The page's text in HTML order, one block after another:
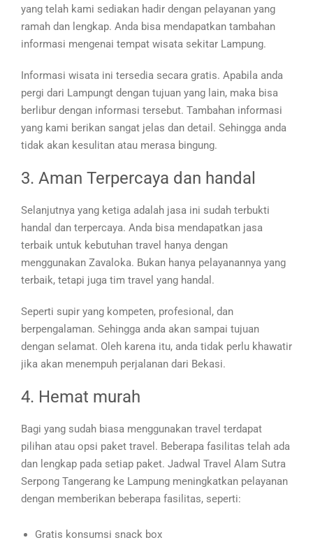
yang telah kami sediakan hadir dengan pelayanan yang
ramah dan lengkap. Anda bisa mendapatkan tambahan
informasi mengenai tempat wisata sekitar Lampung.
Informasi wisata ini tersedia secara gratis. Apabila anda
pergi dari Lampungt dengan tujuan yang lain, maka bisa
berlibur dengan informasi tersebut. Tambahan informasi
yang kami berikan sangat jelas dan detail. Sehingga anda
tidak akan kesulitan atau merasa bingung.
3. Aman Terpercaya dan handal
Selanjutnya yang ketiga adalah jasa ini sudah terbukti
handal dan terpercaya. Anda bisa mendapatkan jasa
terbaik untuk kebutuhan travel hanya dengan
menggunakan Zavaloka. Bukan hanya pelayanannya yang
terbaik, tetapi juga tim travel yang handal.
Seperti supir yang kompeten, profesional, dan
berpengalaman. Sehingga anda akan sampai tujuan
dengan selamat. Oleh karena itu, anda tidak perlu khawatir
jika akan menempuh perjalanan dari Bekasi.
4. Hemat murah
Bagi yang sudah biasa menggunakan travel terdapat
pilihan atau opsi paket travel. Beberapa fasilitas telah ada
dan lengkap pada setiap paket. Jadwal Travel Alam Sutra
Serpong Tangerang ke Lampung meningkatkan pelayanan
dengan memberikan beberapa fasilitas, seperti:
Gratis konsumsi snack box